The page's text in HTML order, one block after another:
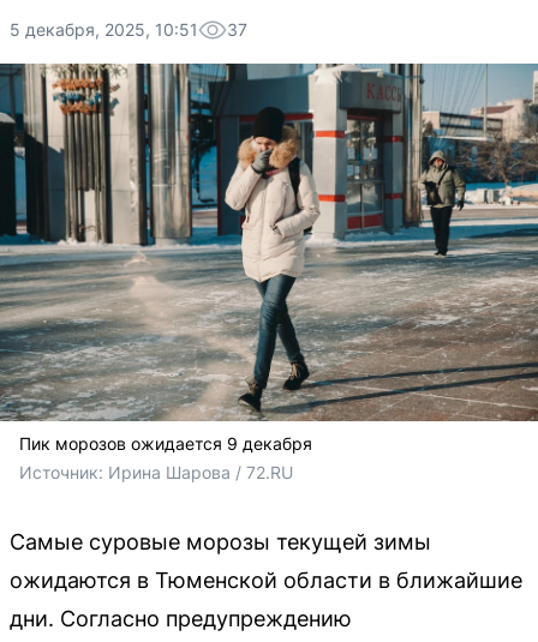
5 декабря, 2025, 10:51 37
Пик морозов ожидается 9 декабря
Источник: Ирина Шарова / 72.RU
Самые суровые морозы текущей зимы
ожидаются в Тюменской области в ближайшие
дни. Согласно предупреждению